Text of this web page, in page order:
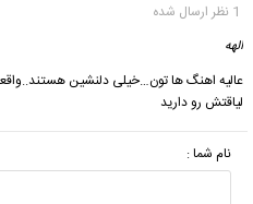
1 نظر ارسال شده
الهه
عالیه اهنگ ها تون…خیلی دلنشین
لیاقتش رو دارید
نام شما :